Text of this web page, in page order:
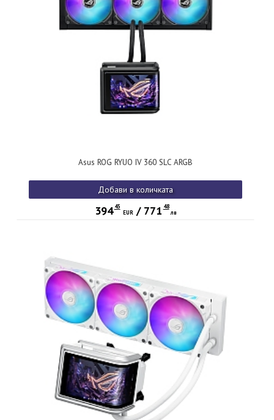
Asus ROG RYUO IV 360 SLC ARGB
Добави в количката
394 45
EUR/ 771 48
лв